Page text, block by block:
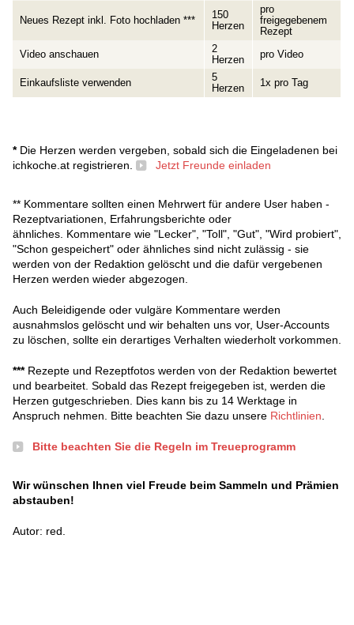
Neues Rezept inkl. Foto hochladen ***
150
Herzen
pro
freigegebenem
Rezept
Video anschauen
2
Herzen
pro Video
Einkaufsliste verwenden
5
Herzen
1x pro Tag
*Die Herzen werden vergeben, sobald sich die Eingeladenen bei
ichkoche.at registrieren.
Jetzt Freunde einladen
** Kommentare sollten einen Mehrwert für andere User haben -
Rezeptvariationen, Erfahrungsberichte oder
ähnliches. Kommentare wie "Lecker", "Toll", "Gut", "Wird probiert",
"Schon gespeichert" oder ähnliches sind nicht zulässig - sie
werden von der Redaktion gelöscht und die dafür vergebenen
Herzen werden wieder abgezogen.
Auch Beleidigende oder vulgäre Kommentare werden
ausnahmslos gelöscht und wir behalten uns vor, User-Accounts
zu löschen, sollte ein derartiges Verhalten wiederholt vorkommen.
*** Rezepte und Rezeptfotos werden von der Redaktion bewertet
und bearbeitet. Sobald das Rezept freigegeben ist, werden die
Herzen gutgeschrieben. Dies kann bis zu 14 Werktage in
Anspruch nehmen. Bitte beachten Sie dazu unsere Richtlinien
Bitte beachten Sie die Regeln im Treueprogramm
Wir wünschen Ihnen viel Freude beim Sammeln und Prämien
abstauben!
Autor: red.